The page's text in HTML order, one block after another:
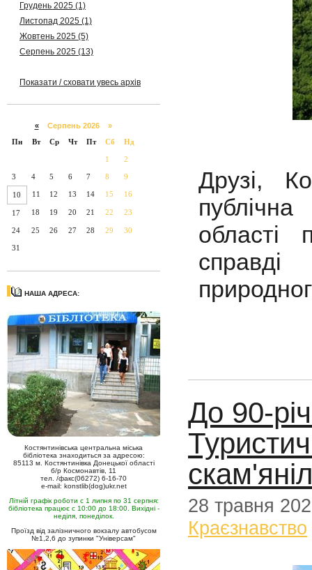
Грудень 2025 (1)
Листопад 2025 (1)
Жовтень 2025 (5)
Серпень 2025 (13)
Показати / сховати увесь архів
«Серпень 2026 »
Пн
Вт Ср Чт Пт Сб Нд
1 2
3 4 5 6 7 8 9
10 11 12 13 14 15 16
17 18 19 20 21 22 23
24 25 26 27 28 29 30
31
НАША АДРЕСА:
Костянтинівська центральна міська
бібліотека знаходиться за адресою:
85113 м. Костянтинівка Донецької області
б/р Космонавтів, 11
тел. /факс(06272) 6-16-70
e-mail: konstlib(dog)ukr.net
Літній графік роботи с 1 липня по 31 серпня:
бібліотека працює с 10:00 до 18:00. Вихідні -
неділя, понеділок.
Проїзд від залізничного вокзалу автобусом
№1,2,6 до зупинки "Універсам"
Друзі,
області
справді
До 90-
28 травня
Краєзнавство